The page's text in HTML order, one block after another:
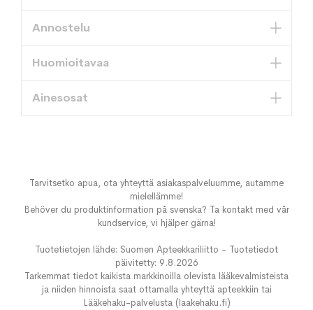
Annostelu
Huomioitavaa
Ainesosat
Tarvitsetko apua, ota yhteyttä asiakaspalveluumme, autamme
mielellämme!
Behöver du produktinformation på svenska? Ta kontakt med vår
kundservice, vi hjälper gärna!
Tuotetietojen lähde: Suomen Apteekkariliitto - Tuotetiedot
päivitetty: 9.8.2026
Tarkemmat tiedot kaikista markkinoilla olevista lääkevalmisteista
ja niiden hinnoista saat ottamalla yhteyttä apteekkiin tai
Lääkehaku-palvelusta (laakehaku.fi)